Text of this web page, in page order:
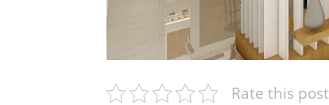
Rate this post